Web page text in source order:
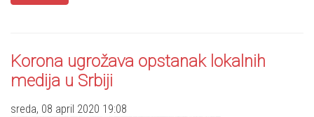
Korona ugrožava opstanak lokalnih
medija u Srbiji
sreda, 08 april 2020 19:08